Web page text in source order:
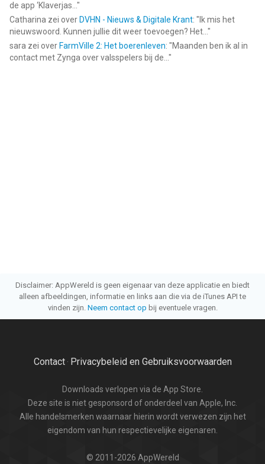
de app ‘Klaverjas... "
Catharina zei over DVHN - Nieuws & Digitale Krant: " Ik mis het
nieuwswoord. Kunnen jullie dit weer toevoegen? Het... "
sara zei over FarmVille 2: Het boerenleven: "Maanden ben ik al in
contact met Zynga over valsspelers bij de... "
Disclaimer: AppWereld is geen eigenaar van deze applicatie en biedt
alleen afbeeldingen, informatie en links aan die via de iTunes API te
vinden zijn. Neem contact op bij eventuele vragen.
Contact· Privacybeleid en Gebruiksvoorwaarden
Downloads verlopen via de App Store.
Deze site is niet gesponsord of onderdeel van Apple, Inc.
Alle handelsmerken waarnaar hierin wordt verwezen zijn het
eigendom van hun respectievelijke eigenaren.
© 2011-2026 AppWereld